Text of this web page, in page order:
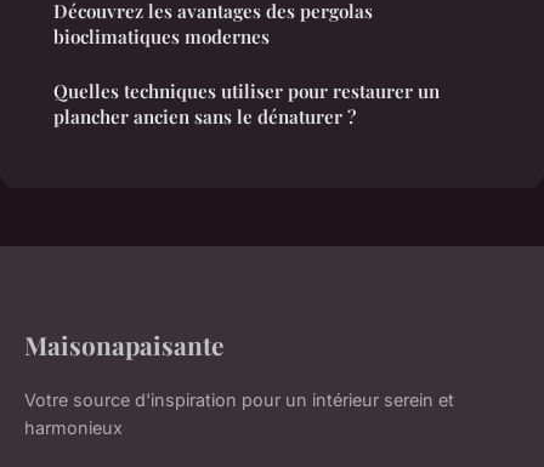
Découvrez les avantages des pergolas
bioclimatiques modernes
Quelles techniques utiliser pour restaurer un
plancher ancien sans le dénaturer ?
Maisonapaisante
Votre source d'inspiration pour un intérieur serein et
harmonieux